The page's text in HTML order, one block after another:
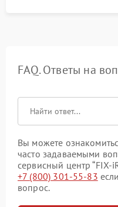
FAQ. Ответы на
Вы можете
часто задаваемыми
сервисный центр “FIX-
+7 (800) 301-55-83
вопрос.